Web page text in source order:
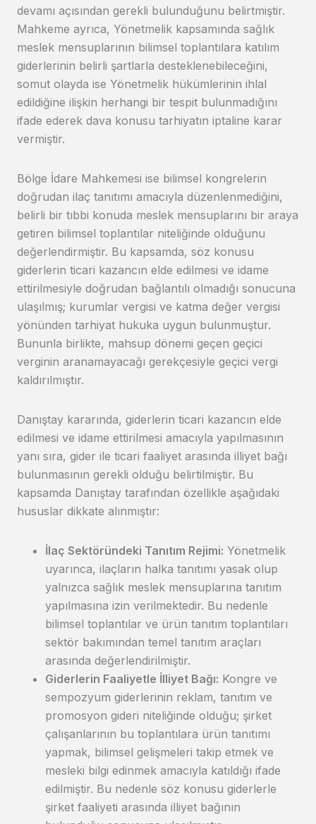
devamı açısından gerekli bulunduğunu belirtmiştir.
Mahkeme ayrıca, Yönetmelik kapsamında sağlık
meslek mensuplarının bilimsel toplantılara katılım
giderlerinin belirli şartlarla desteklenebileceğini,
somut olayda ise Yönetmelik hükümlerinin ihlal
edildiğine ilişkin herhangi bir tespit bulunmadığını
ifade ederek dava konusu tarhiyatın iptaline karar
vermiştir.
Bölge İdare Mahkemesi ise bilimsel kongrelerin
doğrudan ilaç tanıtımı amacıyla düzenlenmediğini,
belirli bir tıbbi konuda meslek mensuplarını bir araya
getiren bilimsel toplantılar niteliğinde olduğunu
değerlendirmiştir. Bu kapsamda, söz konusu
giderlerin ticari kazancın elde edilmesi ve idame
ettirilmesiyle doğrudan bağlantılı olmadığı sonucuna
ulaşılmış; kurumlar vergisi ve katma değer vergisi
yönünden tarhiyat hukuka uygun bulunmuştur.
Bununla birlikte, mahsup dönemi geçen geçici
verginin aranamayacağı gerekçesiyle geçici vergi
kaldırılmıştır.
Danıştay kararında, giderlerin ticari kazancın elde
edilmesi ve idame ettirilmesi amacıyla yapılmasının
yanı sıra, gider ile ticari faaliyet arasında illiyet bağı
bulunmasının gerekli olduğu belirtilmiştir. Bu
kapsamda Danıştay tarafından özellikle aşağıdaki
hususlar dikkate alınmıştır:
İlaç Sektöründeki Tanıtım Rejimi: Yönetmelik
uyarınca, ilaçların halka tanıtımı yasak olup
yalnızca sağlık meslek mensuplarına tanıtım
yapılmasına izin verilmektedir. Bu nedenle
bilimsel toplantılar ve ürün tanıtım toplantıları
sektör bakımından temel tanıtım araçları
arasında değerlendirilmiştir.
Giderlerin Faaliyetle İlliyet Bağı: Kongre ve
sempozyum giderlerinin reklam, tanıtım ve
promosyon gideri niteliğinde olduğu; şirket
çalışanlarının bu toplantılara ürün tanıtımı
yapmak, bilimsel gelişmeleri takip etmek ve
mesleki bilgi edinmek amacıyla katıldığı ifade
edilmiştir. Bu nedenle söz konusu giderlerle
şirket faaliyeti arasında illiyet bağının